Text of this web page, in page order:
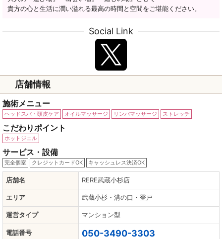
貴方の心と生活に潤い溢れる最高の時間と空間をご堪能ください。
Social Link
店舗情報
施術メニュー
ヘッドスパ・頭皮ケア オイルマッサージ リンパマッサージ ストレッチ
こだわりポイント
ホットジェル
サービス・設備
完全個室 クレジットカードOK キャッシュレス決済OK
店舗名 RERE武蔵小杉店
エリア 武蔵小杉・溝の口・登戸
運営タイプ マンション型
電話番号 050-3490-3303